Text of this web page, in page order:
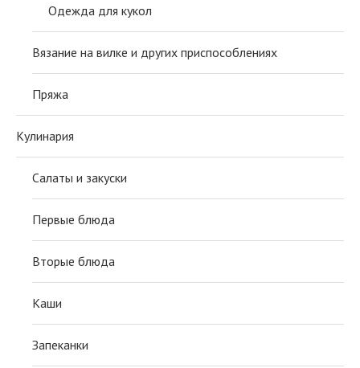
Одежда для кукол
Вязание на вилке и других приспособлениях
Пряжа
Кулинария
Салаты и закуски
Первые блюда
Вторые блюда
Каши
Запеканки